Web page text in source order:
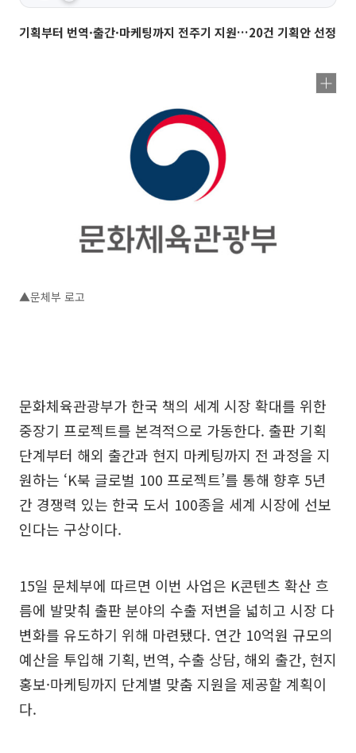
기획부터 번역·출간·마케팅까지 전주기 지원…20건 기획안 선정
▲문체부 로고
문화체육관광부가 한국 책의 세계 시장 확대를 위한
중장기 프로젝트를 본격적으로 가동한다. 출판 기획
단계부터 해외 출간과 현지 마케팅까지 전 과정을 지
원하는 ‘K북 글로벌 100 프로젝트’를 통해 향후 5년
간 경쟁력 있는 한국 도서 100종을 세계 시장에 선보
인다는 구상이다.
15일 문체부에 따르면 이번 사업은 K콘텐츠 확산 흐
름에 발맞춰 출판 분야의 수출 저변을 넓히고 시장 다
변화를 유도하기 위해 마련됐다. 연간 10억원 규모의
예산을 투입해 기획, 번역, 수출 상담, 해외 출간, 현지
홍보·마케팅까지 단계별 맞춤 지원을 제공할 계획이
다.